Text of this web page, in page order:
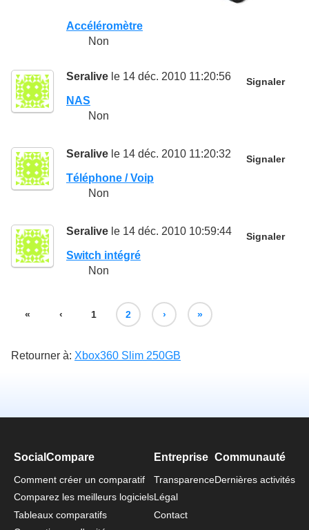
Accéléromètre
Non
Seralive le 14 déc. 2010 11:20:56 Signaler
NAS
Non
Seralive le 14 déc. 2010 11:20:32 Signaler
Téléphone / Voip
Non
Seralive le 14 déc. 2010 10:59:44 Signaler
Switch intégré
Non
« ‹ 1 2 › »
Retourner à: Xbox360 Slim 250GB
SocialCompare
Comment créer un comparatif
Comparez les meilleurs logiciels
Tableaux comparatifs
Entreprise
Transparence
Légal
Contact
Communauté
Dernières activités